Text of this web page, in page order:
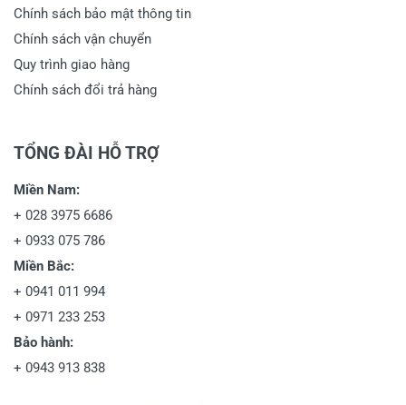
Chính sách bảo mật thông tin
Chính sách vận chuyển
Quy trình giao hàng
Chính sách đổi trả hàng
TỔNG ĐÀI HỖ TRỢ
Miền Nam:
+ 028 3975 6686
+ 0933 075 786
Miền Bắc:
+ 0941 011 994
+ 0971 233 253
Bảo hành:
+ 0943 913 838